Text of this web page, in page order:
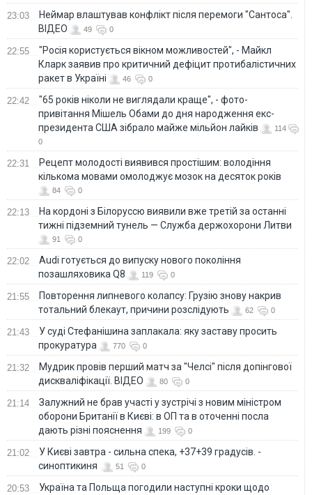
23:03
Неймар влаштував конфлікт після перемоги "Сантоса".
ВІДЕО
49 0
22:55
"Росія користується вікном можливостей", - Майкл
Кларк заявив про критичний дефіцит протибалістичних
ракет в Україні
46 0
22:42
"65 років ніколи не виглядали краще", - фото-
привітання Мішель Обами до дня народження екс-
президента США зібрало майже мільйон лайків
114
0
22:31
Рецепт молодості виявився простішим: володіння
кількома мовами омолоджує мозок на десяток років
84 0
22:13
На кордоні з Білоруссю виявили вже третій за останні
тижні підземний тунель — Служба держохорони Литви
91 0
22:02
Audi готується до випуску нового покоління
позашляховика Q8
119 0
21:55
Повторення липневого колапсу: Грузію знову накрив
тотальний блекаут, причини розслідують
62 0
21:43
У суді Стефанішина заплакала: яку заставу просить
прокуратура
770 0
21:32
Мудрик провів перший матч за "Челсі" після допінгової
дискваліфікації. ВІДЕО
80 0
21:14
Залужний не брав участі у зустрічі з новим міністром
оборони Британії в Києві: в ОП та в оточенні посла
дають різні пояснення
199 0
21:02
У Києві завтра - сильна спека, +37+39 градусів. -
синоптикиня
51 0
20:53 Україна та Польща погодили наступні кроки щодо